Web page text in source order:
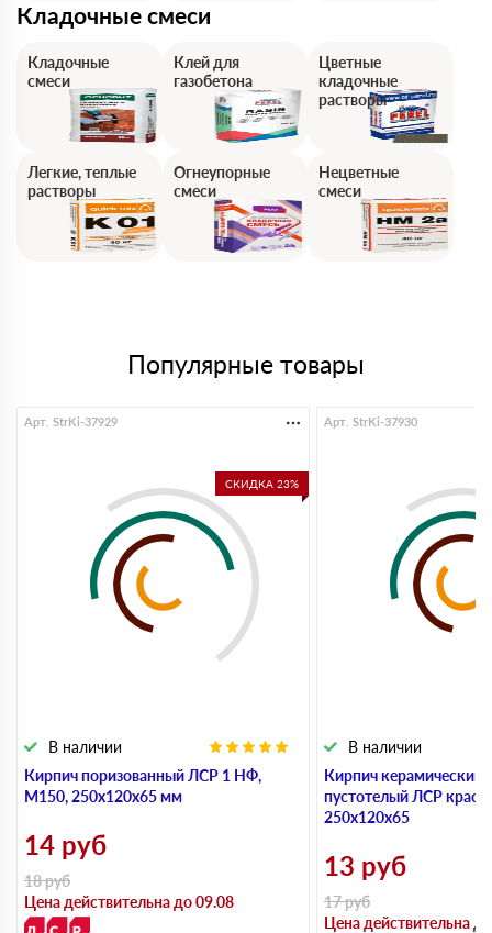
Кладочные смеси
Кладочные
смеси
Клей для
газобетона
Цветные
кладочные
растворы
Легкие, теплые
растворы
Огнеупорные
смеси
Нецветные
смеси
Популярные товары
СКИДКА 23%
Кирпич поризованный ЛСР 1 НФ,
М150, 250х120х65 мм
В наличии
Арт. StrKi-37929
14 руб
18руб
Цена действительна до 09.08
Кирпич керамический
пустотелый ЛСР
250х120х65
В наличии
Арт. StrKi-37930
13 руб
17руб
Цена действительна